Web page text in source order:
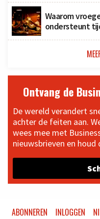
Waarom
ondersteunt
Ontvang de
De wereld verandert
achter de feiten aan.
wees mee met
nieuwsbrieven en houd
ABONNEREN INLOGGEN